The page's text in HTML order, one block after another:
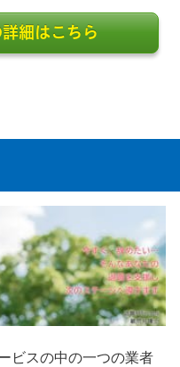
細はこちら
ビスの中の一つの業者